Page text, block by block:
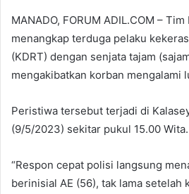
MANADO, FORUM ADIL.COM –
menangkap terduga pelaku
(KDRT) dengan senjata tajam
mengakibatkan korban mengalami
Peristiwa tersebut terjadi di
(9/5/2023) sekitar pukul 15.00 Wita.
“Respon cepat polisi langsung
berinisial AE (56), tak lama setelah